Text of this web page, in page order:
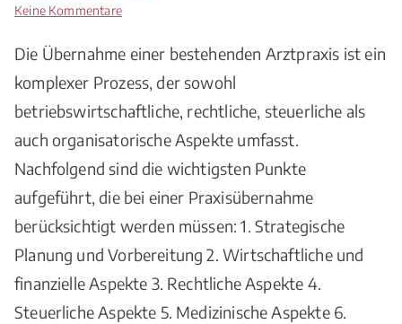
Keine Kommentarezu
einer
bestehenden
Die Übernahme einer bestehenden Arztpraxis ist ein
komplexer Prozess, der sowohl
betriebswirtschaftliche, rechtliche, steuerliche als
auch organisatorische Aspekte umfasst.
Nachfolgend sind die wichtigsten Punkte
aufgeführt, die bei einer Praxisübernahme
berücksichtigt werden müssen: 1. Strategische
Planung und Vorbereitung 2. Wirtschaftliche und
finanzielle Aspekte 3. Rechtliche Aspekte 4.
Steuerliche Aspekte 5. Medizinische Aspekte 6.